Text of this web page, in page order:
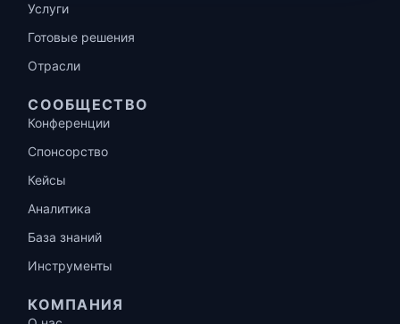
Услуги
Готовые решения
Отрасли
СООБЩЕСТВО
Конференции
Спонсорство
Кейсы
Аналитика
База знаний
Инструменты
КОМПАНИЯ